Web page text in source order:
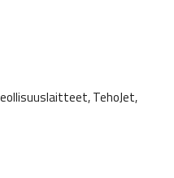
TehoJet,